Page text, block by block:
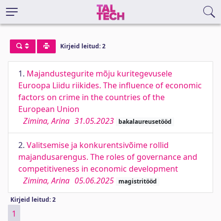
Kirjeid leitud: 2
1. Majandustegurite mõju kuritegevusele
Euroopa Liidu riikides. The influence of economic
factors on crime in the countries of the
European Union
Zimina, Arina 31.05.2023 bakalaureusetööd
2. Valitsemise ja konkurentsivõime rollid
majandusarengus. The roles of governance and
competitiveness in economic development
Zimina, Arina 05.06.2025 magistritööd
Kirjeid leitud: 2
1